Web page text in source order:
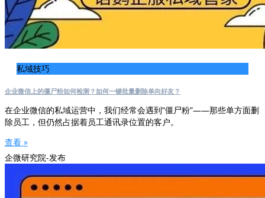
私域技巧
企业微信上的僵尸粉如何检测？如何一键批量删除单向好友？
在企业微信的私域运营中，我们经常会遇到“僵尸粉”——那些单方面删
除员工，但仍然占据着员工通讯录位置的客户。
查看 »
企微研究院-发布